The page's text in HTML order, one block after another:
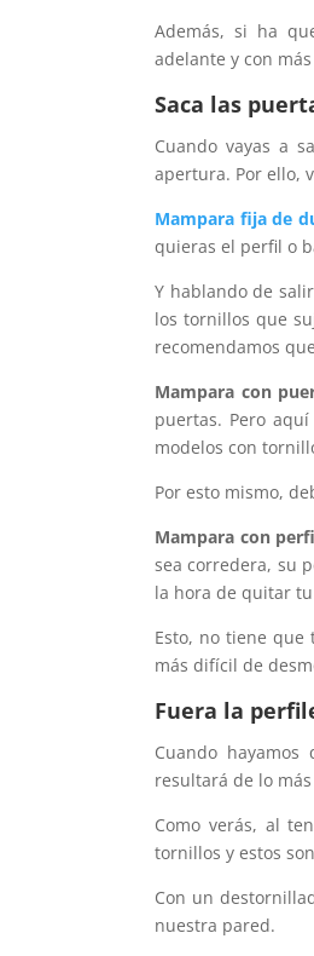
Además, si ha
adelante y con
Saca las
Cuando vayas a
apertura. Por ello,
Mampara fija de
quieras el perfil o
Y hablando de
los tornillos que
recomendamos
Mampara con
puertas. Pero
modelos con
Por esto mismo,
Mampara con
sea corredera, su
la hora de quitar
Esto, no tiene que
más difícil de
Fuera la
Cuando
resultará de lo
Como verás, al
tornillos y estos
Con un
nuestra pared.